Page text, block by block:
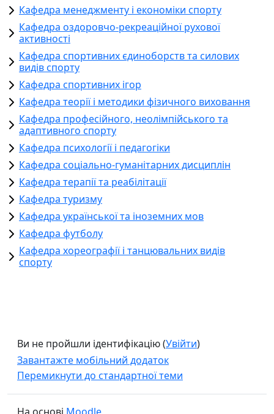
Кафедра менеджменту і економіки спорту
Кафедра оздоровчо-рекреаційної рухової
активності
Кафедра спортивних єдиноборств та силових
видів спорту
Кафедра спортивних ігор
Кафедра теорії і методики фізичного виховання
Кафедра професійного, неолімпійського та
адаптивного спорту
Кафедра психології і педагогіки
Кафедра соціально-гуманітарних дисциплін
Кафедра терапії та реабілітації
Кафедра туризму
Кафедра української та іноземних мов
Кафедра футболу
Кафедра хореографії і танцювальних видів
спорту
Ви не пройшли ідентифікацію (Увійти)
Завантажте мобільний додаток
Перемикнути до стандартної теми